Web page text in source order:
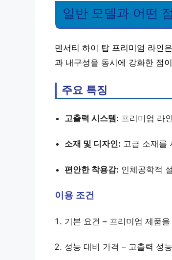
일반 모델과 어떤
덴서티 하이 탑 프리미엄 라인
과 내구성을 동시에 강화한 점
주요 특징
고출력 시스템: 프리미엄 라
소재 및 디자인: 고급 소재를
편안한 착용감: 인체공학적
이용 조건
기본 요건 – 프리미엄 제품
성능 대비 가격 – 고출력 성